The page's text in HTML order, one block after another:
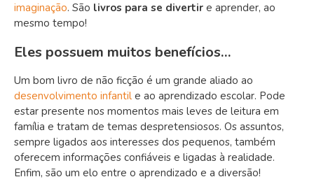
imaginação. São livros para se divertir e aprender, ao
mesmo tempo!
Eles possuem muitos benefícios…
Um bom livro de não ficção é um grande aliado ao
desenvolvimento infantil e ao aprendizado escolar. Pode
estar presente nos momentos mais leves de leitura em
família e tratam de temas despretensiosos. Os assuntos,
sempre ligados aos interesses dos pequenos, também
oferecem informações confiáveis e ligadas à realidade.
Enfim, são um elo entre o aprendizado e a diversão!